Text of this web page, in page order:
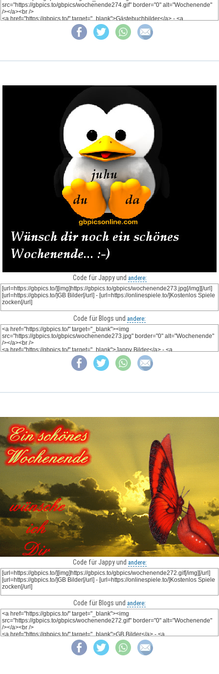
Code für Jappy und andere:
Code für Blogs und andere:
Code für Jappy und andere:
Code für Blogs und andere: